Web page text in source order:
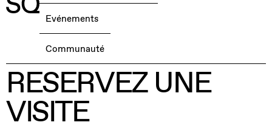
Evénements
Communauté
RESERVEZ UNE
VISITE